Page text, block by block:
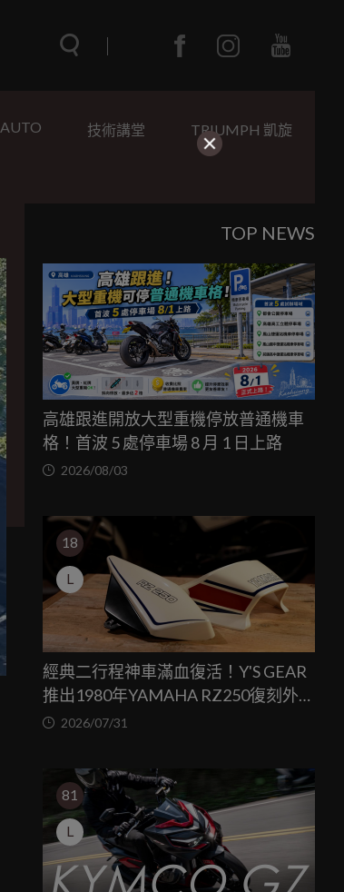
AUTO 技術講堂 TRIUMPH 凱旋
TOP NEWS
高雄跟進開放大型重機停放普通機車
格！首波 5 處停車場 8 月 1 日上路
2026/08/03
18
L
經典二行程神車滿血復活！Y'S GEAR
推出1980年YAMAHA RZ250復刻外裝
套件2026/07/31
81
L